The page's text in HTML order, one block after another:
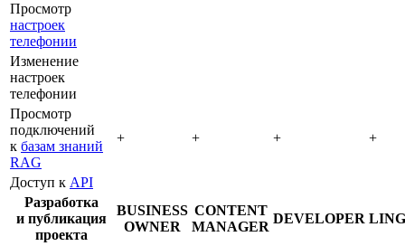
Просмотр
настроек
телефонии
Изменение
настроек
телефонии
Просмотр
подключений
к базам знаний
RAG
+ + + +
Доступ к API
Разработка
и публикация
проекта
BUSINESS
OWNER
CONTENT
MANAGER
DEVELOPER